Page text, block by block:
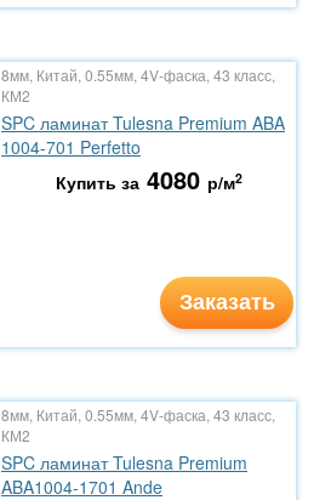
8мм, Китай, 0.55мм, 4V-фаска, 43 класс,
КМ2
SPC ламинат Tulesna Premium ABA
1004-701 Perfetto
Купить за 4080 р/м2
Заказать
8мм, Китай, 0.55мм, 4V-фаска, 43 класс,
КМ2
SPC ламинат Tulesna Premium
ABA1004-1701 Ande